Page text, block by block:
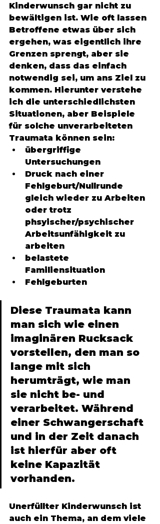
Kinderwunsch gar nicht zu
bewältigen ist. Wie oft lassen
Betroffene etwas über sich
ergehen, was eigentlich ihre
Grenzen sprengt, aber sie
denken, dass das einfach
notwendig sei, um ans Ziel zu
kommen. Hierunter verstehe
ich die unterschiedlichsten
Situationen, aber Beispiele
für solche unverarbeiteten
Traumata können sein:
übergriffige
Untersuchungen
Druck nach einer
Fehlgeburt/Nullrunde
gleich wieder zu Arbeiten
oder trotz
phsyischer/psychischer
Arbeitsunfähigkeit zu
arbeiten
belastete
Familiensituation
Fehlgeburten
Diese Traumata kann
man sich wie einen
imaginären Rucksack
vorstellen, den man so
lange mit sich
herumträgt, wie man
sie nicht be- und
verarbeitet. Während
einer Schwangerschaft
und in der Zeit danach
ist hierfür aber oft
keine Kapazität
vorhanden.
Unerfüllter Kinderwunsch ist
auch ein Thema, an dem viele